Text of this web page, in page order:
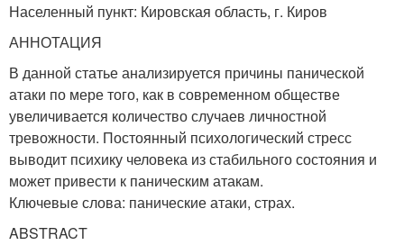
Населенный пункт: Кировская область, г. Киров
АННОТАЦИЯ
В данной статье анализируется причины панической
атаки по мере того, как в современном обществе
увеличивается количество случаев личностной
тревожности. Постоянный психологический стресс
выводит психику человека из стабильного состояния и
может привести к паническим атакам.
Ключевые слова: панические атаки, страх.
ABSTRACT